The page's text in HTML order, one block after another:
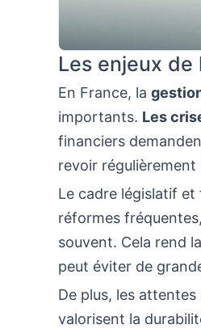
Les enjeux
En France, la
importants. Les
financiers
revoir
Le cadre législatif et
réformes
souvent. Cela rend
peut éviter de
De plus, les
valorisent la